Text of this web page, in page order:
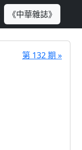
《中華雜誌》
第 132 期 »